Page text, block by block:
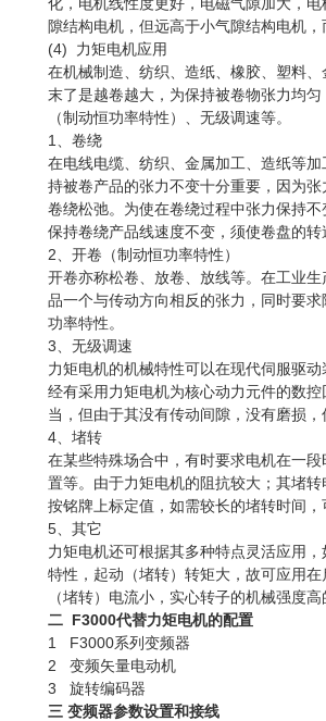
隙结构电机，但远高于小气隙结构电机
(4) 力矩电机应用
在机械制造、纺织、造纸、橡胶、塑料
末了是越卷越大，为保持被卷物张力均
（制动恒功率特性）、无级调速等。
1、卷绕
在电线电缆、纺织、金属加工、造纸等
持被卷产品的张力不变十分重要，因为
卷绕松弛。为使在卷绕过程中张力保持
保持卷绕产品线速度不变，须使卷盘的
2、开卷（制动恒功率特性）
开卷亦称松卷、放卷、放线等。在工业
品一个与传动方向相反的张力，同时要
功率特性。
3、无级调速
力矩电机的机械特性可以在现代伺服驱
经有采用力矩电机为核心动力元件的数
当，但由于其没有传动间隙，没有磨损
4、堵转
在某些特殊场合中，有时要求电机在一
置等。由于力矩电机的阻抗较大；其堵
按铭牌上标定值，如需较长的堵转时间
5、其它
力矩电机还可根据其多种特点灵活应用
特性，起动（堵转）转矩大，故可应用
（堵转）电流小，实心转子的机械强度
二 F3000代替力矩电机的配置
1 F3000系列变频器
2 变频矢量电动机
3 旋转编码器
三 变频器参数设置和接线